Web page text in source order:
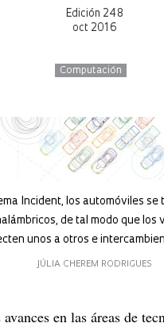
Edición 248
oct 2016
Computación
Incident, los automóviles se
de tal modo que los
unos a otros e
JÚLIA CHEREM RODRIGUES
en las áreas de